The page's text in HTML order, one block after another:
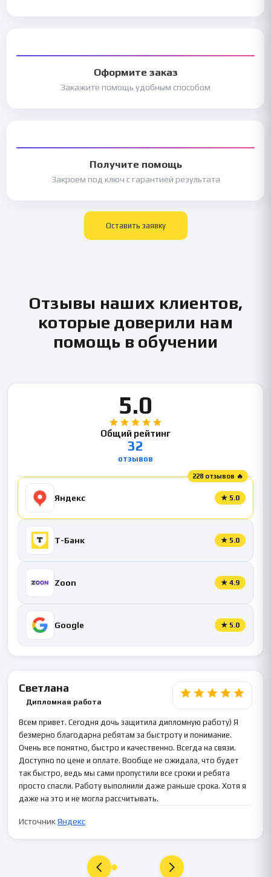
Оформите заказ
Закажите помощь удобным способом
Получите помощь
Закроем под ключ с гарантией результата
Оставить заявку
Отзывы наших клиентов,
которые доверили нам
помощь в обучении
5.0
Общий рейтинг
32
отзывов
228 отзывов 🔥
Яндекс ★ 5.0
Т-Банк ★ 5.0
Zoon ★ 4.9
Google ★ 5.0
Светлана
Дипломная работа
Всем привет. Сегодня дочь защитила дипломную работу) Я
безмерно благодарна ребятам за быстроту и понимание.
Очень все понятно, быстро и качественно. Всегда на связи.
Доступно по цене и оплате. Вообще не ожидала, что будет
так быстро, ведь мы сами пропустили все сроки и ребята
просто спасли. Работу выполнили даже раньше срока. Хотя я
даже на это и не могла рассчитывать.
ИсточникЯндекс